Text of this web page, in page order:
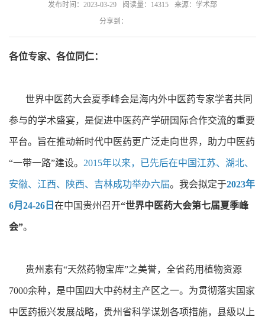
发布时间：2023-03-29 阅读量：14315
来源：学术部
分享到：
各位专家、各位同仁：
世界中医药大会夏季峰会是海内外中医药专家学者共同
参与的学术盛宴，是促进中医药产学研国际合作交流的重要
平台。旨在推动新时代中医药更广泛走向世界，助力中医药
“一带一路”建设。 2015年以来，已先后在中国江苏、湖北、
安徽、江西、陕西、吉林成功举办六届。我会拟定于2023年
6月24-26日 在中国贵州召开“世界中医药大会第七届夏季峰
会”。
贵州素有“天然药物宝库”之美誉，全省药用植物资源
7000余种，是中国四大中药材主产区之一。为贯彻落实国家
中医药振兴发展战略，贵州省科学谋划各项措施，县级以上